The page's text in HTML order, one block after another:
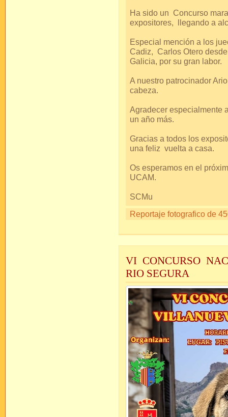
Ha sido un Concurso
expositores, llegando a
Especial mención a los
Cadiz, Carlos Otero
Galicia, por su gran labor.
A nuestro patrocinador
cabeza.
Agradecer especialmente
un año más.
Gracias a todos los
una feliz vuelta a casa.
Os esperamos en el
UCAM.
SCMu
Reportaje fotografico de
VI CONCURSO
RIO SEGURA